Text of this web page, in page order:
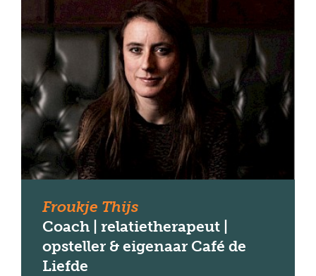
Froukje Thijs
Coach | relatietherapeut |
opsteller & eigenaar Café de
Liefde